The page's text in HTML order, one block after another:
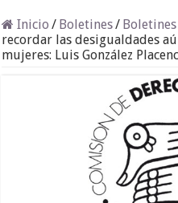
Inicio / Boletines/
recordar las desigualdades
mujeres: Luis González